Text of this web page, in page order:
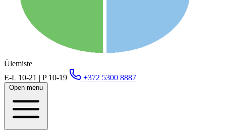
Ülemiste
E-L 10-21 | P 10-19
+372 5300 8887
Open menu